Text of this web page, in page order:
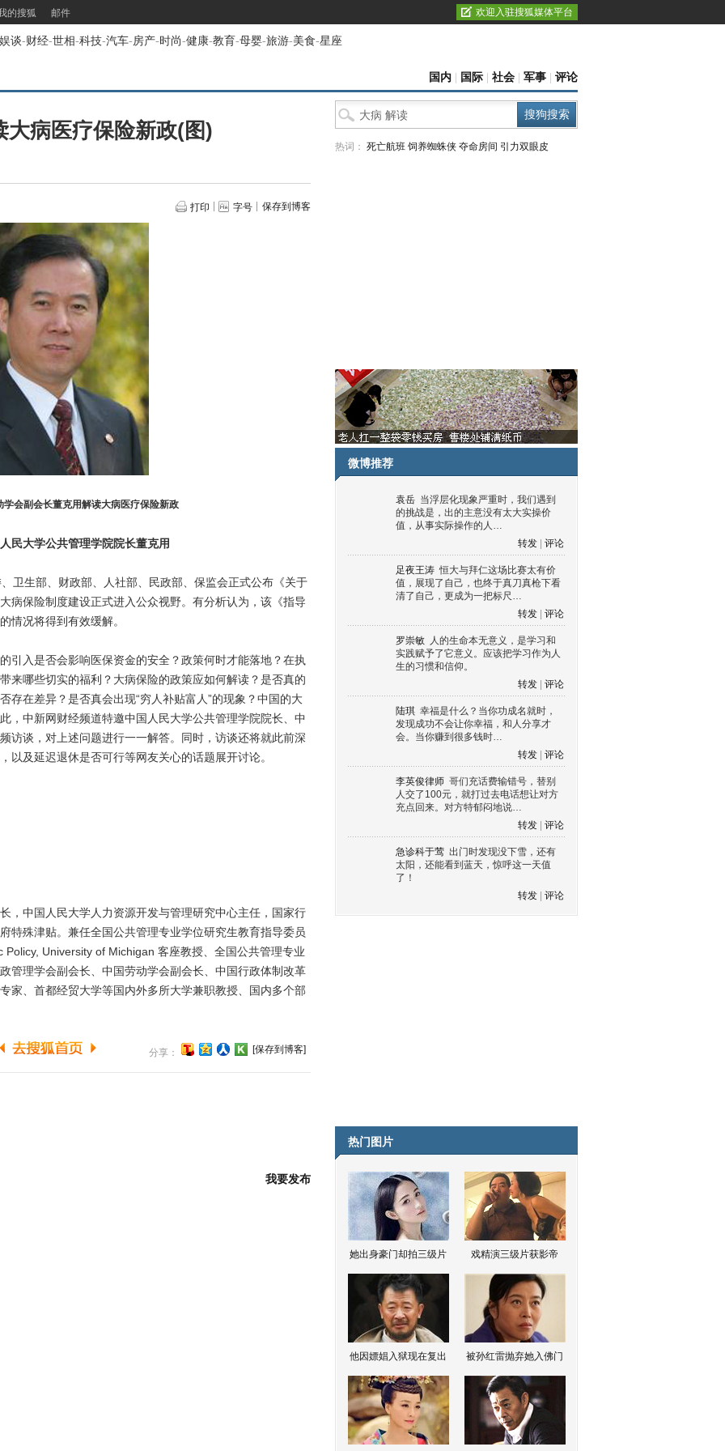
的搜狐 邮件 欢迎入驻搜狐媒体平台
娱谈-财经-世相-科技-汽车-房产-时尚-健康-教育-母婴-旅游-美食-星座
国内 国际 社会 军事 评论
大病医疗保险新政(图)
打印 字号 保存到博客
学会副会长董克用解读大病医疗保险新政
民大学公共管理学院院长董克用
生部、财政部、人社部、民政部、保监会正式公布《关于
病保险制度建设正式进入公众视野。有分析认为，该《指导
情况将得到有效缓解。
入是否会影响医保资金的安全？政策何时才能落地？在执
来哪些切实的福利？大病保险的政策应如何解读？是否真的
存在差异？是否真会出现“穷人补贴富人”的现象？中国的大
，中新网财经频道特邀中国人民大学公共管理学院院长、中
访谈，对上述问题进行一一解答。同时，访谈还将就此前深
以及延迟退休是否可行等网友关心的话题展开讨论。
中国人民大学人力资源开发与管理研究中心主任，国家行
特殊津贴。兼任全国公共管理专业学位研究生教育指导委员
University of Michigan 客座教授、全国公共管理专业
管理学会副会长、中国劳动学会副会长、中国行政体制改革
家、首都经贸大学等国内外多所大学兼职教授、国内多个部
分享： [保存到博客]
我要发布
热词： 死亡航班 饲养蜘蛛侠 夺命房间 引力双眼皮
微博推荐
袁岳 当浮层化现象严重时，我们遇到
的挑战是，出的主意没有太大实操价
值，从事实际操作的人…
转发
评论
足夜王涛 恒大与拜仁这场比赛太有价
值，展现了自己，也终于真刀真枪下看
清了自己，更成为一把标尺…
转发
评论
罗崇敏 人的生命本无意义，是学习和
实践赋予了它意义。应该把学习作为人
生的习惯和信仰。
转发
评论
陆琪 幸福是什么？当你功成名就时，
发现成功不会让你幸福，和人分享才
会。当你赚到很多钱时…
转发
评论
李英俊律师 哥们充话费输错号，替别
人交了100元，就打过去电话想让对方
充点回来。对方特郁闷地说…
转发
评论
急诊科于莺 出门时发现没下雪，还有
太阳，还能看到蓝天，惊呼这一天值
了！
转发
评论
热门图片
她出身豪门却拍三级片 戏精演三级片获影帝
他因嫖娼入狱现在复出 被孙红雷抛弃她入佛门